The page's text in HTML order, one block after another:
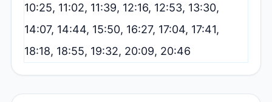
10:25, 11:02, 11:39, 12:16, 12:53, 13:30,
14:07, 14:44, 15:50, 16:27, 17:04, 17:41,
18:18, 18:55, 19:32, 20:09, 20:46